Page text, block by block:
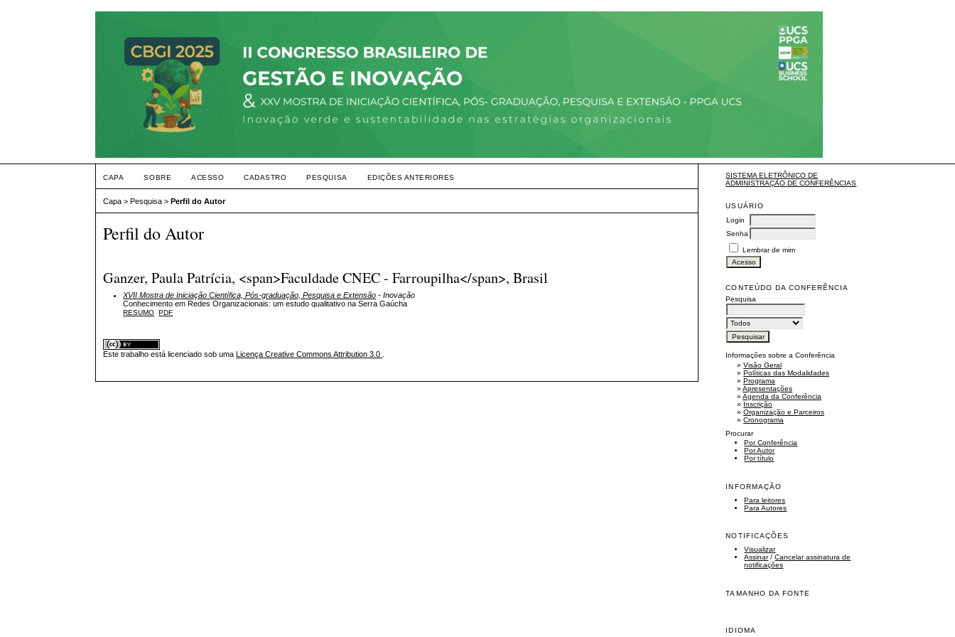
SISTEMA ELETRÔNICO DE
ADMINISTRAÇÃO DE CONFERÊNCIAS
USUÁRIO
Login
Senha
Lembrar de mim
CONTEÚDO DA CONFERÊNCIA
Pesquisa
Informações sobre a Conferência
»Visão Geral
»Políticas das Modalidades
»Programa
»Apresentações
»Agenda da Conferência
» Inscrição
»Organização e Parceiros
»Cronograma
Procurar
Por Conferência
Por Autor
Por título
INFORMAÇÃO
Para leitores
Para Autores
NOTIFICAÇÕES
Visualizar
Assinar/Cancelar assinatura de
notificações
TAMANHO DA FONTE
IDIOMA
CAPA SOBRE ACESSO CADASTRO PESQUISA EDIÇÕES ANTERIORES
Capa >Pesquisa >Perfil do Autor
Perfil do Autor
Ganzer, Paula Patrícia, <span>Faculdade CNEC - Farroupilha</span>, Brasil
XVII Mostra de Iniciação Científica, Pós-graduação, Pesquisa e Extensão - Inovação
Conhecimento em Redes Organizacionais: um estudo qualitativo na Serra Gaúcha
RESUMO PDF
Este trabalho está licenciado sob uma Licença Creative Commons Attribution 3.0